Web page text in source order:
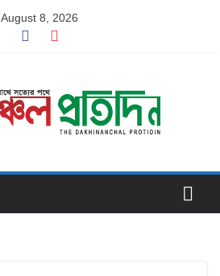
August 8, 2026